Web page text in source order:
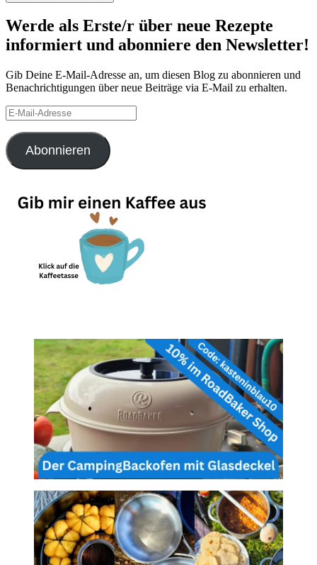
Werde als Erste/r über neue Rezepte
informiert und abonniere den Newsletter!
Gib Deine E-Mail-Adresse an, um diesen Blog zu abonnieren und
Benachrichtigungen über neue Beiträge via E-Mail zu erhalten.
E-
Mail-
Adresse
Abonnieren